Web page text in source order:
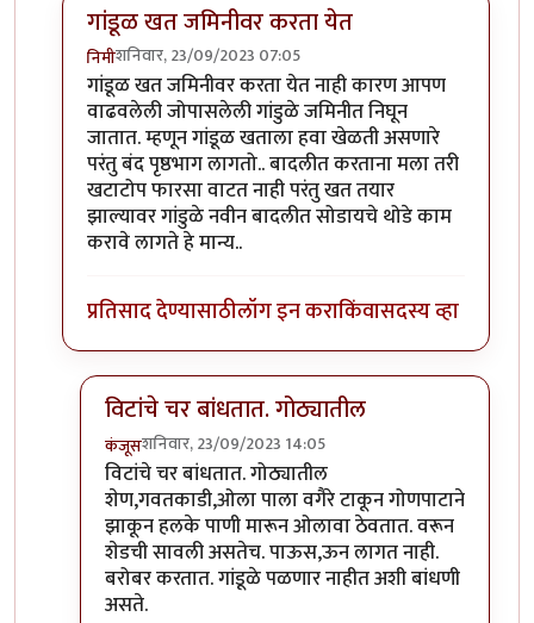
गांडूळ खत जमिनीवर करता येत
निमीशनिवार, 23/09/2023 07:05
In reply toशेतकरी एका बाजूला शेड काढूनbyकंजूस
गांडूळ खत जमिनीवर करता येत नाही कारण आपण
वाढवलेली जोपासलेली गांडुळे जमिनीत निघून
जातात. म्हणून गांडूळ खताला हवा खेळती असणारे
परंतु बंद पृष्ठभाग लागतो.. बादलीत करताना मला तरी
खटाटोप फारसा वाटत नाही परंतु खत तयार
झाल्यावर गांडुळे नवीन बादलीत सोडायचे थोडे काम
करावे लागते हे मान्य..
प्रतिसाद देण्यासाठीलॉग इन कराकिंवासदस्य व्हा
विटांचे चर बांधतात. गोठ्यातील
कंजूसशनिवार, 23/09/2023 14:05
In reply toगांडूळ खत जमिनीवर करता येत
विटांचे चर बांधतात. गोठ्यातील
शेण,गवतकाडी,ओला पाला वगैरे टाकून गोणपाटाने
झाकून हलके पाणी मारून ओलावा ठेवतात. वरून
शेडची सावली असतेच. पाऊस,ऊन लागत नाही.
बरोबर करतात. गांडूळे पळणार नाहीत अशी बांधणी
असते.